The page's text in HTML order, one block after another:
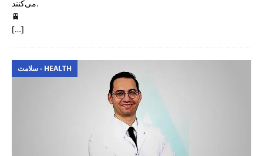
می‌کنند.
🚆
[…]
سلامت - HEALTH